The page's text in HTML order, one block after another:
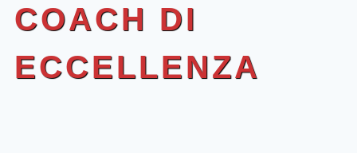
COACH DI
ECCELLENZA